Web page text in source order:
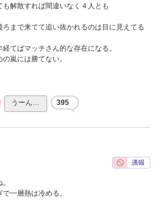
解散すれば間違いなく４人とも
まで来てて追い抜かれるのは目に見えてる
てばマッチさん的な存在になる。
嵐には勝てない。
うーん… 395
一層熱は冷める。